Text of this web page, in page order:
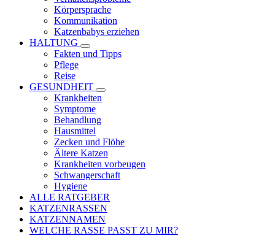
Körpersprache
Kommunikation
Katzenbabys erziehen
HALTUNG
Fakten und Tipps
Pflege
Reise
GESUNDHEIT
Krankheiten
Symptome
Behandlung
Hausmittel
Zecken und Flöhe
Ältere Katzen
Krankheiten vorbeugen
Schwangerschaft
Hygiene
ALLE RATGEBER
KATZENRASSEN
KATZENNAMEN
WELCHE RASSE PASST ZU MIR?